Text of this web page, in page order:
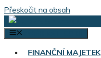
Přeskočit na obsah
FINANČNÍ MAJETEK